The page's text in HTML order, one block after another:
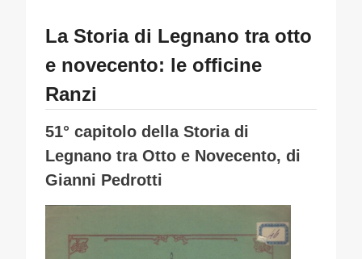
La Storia di Legnano tra otto
e novecento: le officine
Ranzi
51° capitolo della Storia di
Legnano tra Otto e Novecento, di
Gianni Pedrotti